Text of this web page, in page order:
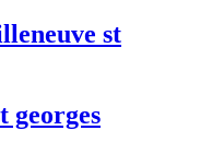
st
georges